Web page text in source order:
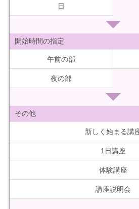
日
開始時間の指定
午前の部
夜の部
その他
新しく始まる講
1日講座
体験講座
講座説明会